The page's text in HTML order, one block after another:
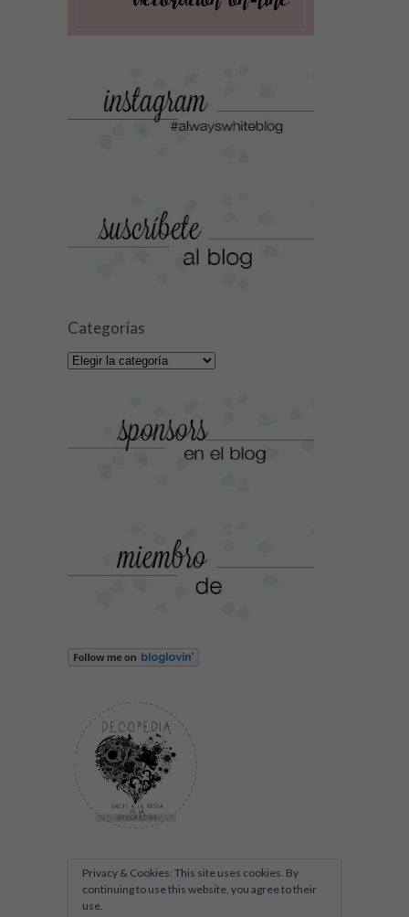
Categorías
Categorías
Privacy & Cookies: This site uses cookies. By
continuing to use this website, you agree to their
use.